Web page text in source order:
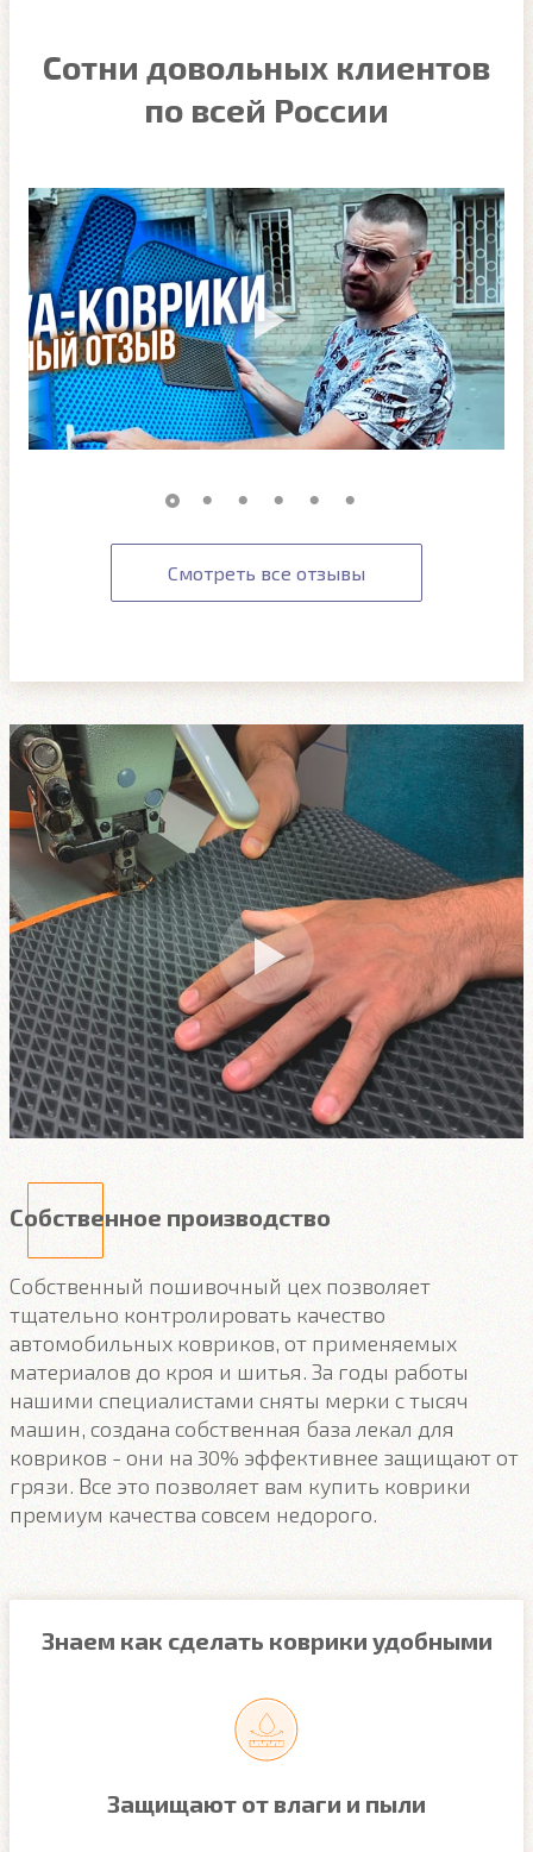
Сотни довольных клиентов
по всей России
Смотреть все отзывы
Собственное производство
Собственный пошивочный цех позволяет
тщательно контролировать качество
автомобильных ковриков, от применяемых
материалов до кроя и шитья. За годы работы
нашими специалистами сняты мерки с тысяч
машин, создана собственная база лекал для
ковриков - они на 30% эффективнее защищают от
грязи. Все это позволяет вам купить коврики
премиум качества совсем недорого.
Знаем как сделать коврики удобными
Защищают от влаги и пыли